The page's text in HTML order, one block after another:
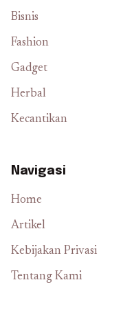
Bisnis
Fashion
Gadget
Herbal
Kecantikan
Navigasi
Home
Artikel
Kebijakan Privasi
Tentang Kami